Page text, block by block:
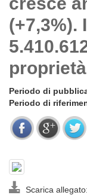
(+7,3%).
Periodo di
Periodo di
Scarica allegato: